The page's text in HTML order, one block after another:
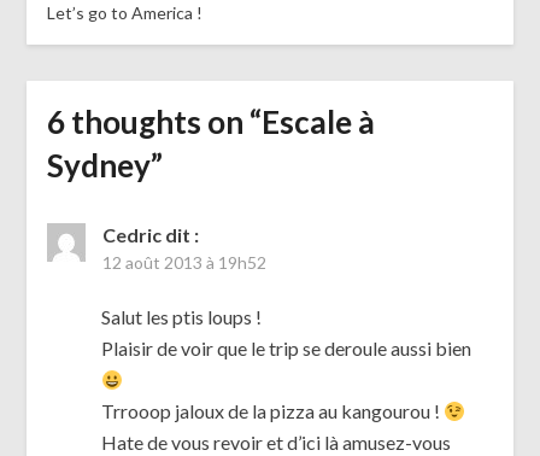
Let’s go to America !
6 thoughts on “Escale à
Sydney”
Cedric dit :
12 août 2013 à 19h52
Salut les ptis loups !
Plaisir de voir que le trip se deroule aussi bien
Trrooop jaloux de la pizza au kangourou !
Hate de vous revoir et d’ici là amusez-vous